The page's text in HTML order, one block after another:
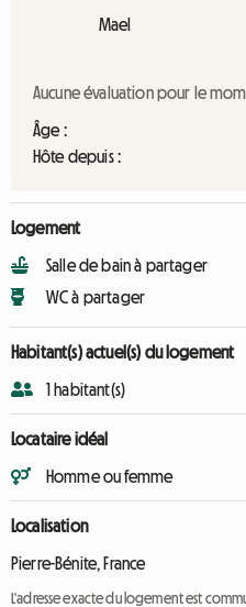
Mael
Aucune évaluation pour le
Âge :
Hôte depuis :
Logement
Salle de bain à partager
WC à partager
Habitant(s) actuel(s) du logement
1 habitant(s)
Locataire idéal
Homme ou femme
Localisation
Pierre-Bénite, France
L'adresse exacte du logement est